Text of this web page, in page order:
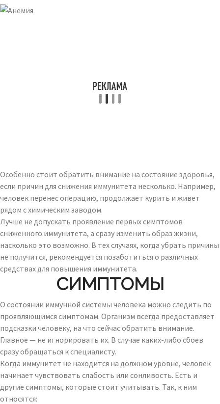
Особенно стоит обратить внимание на состояние здоровья,
если причин для снижения иммунитета несколько. Например,
человек перенес операцию, продолжает курить и живет
рядом с химическим заводом.
Лучше не допускать проявление первых симптомов
сниженного иммунитета, а сразу изменить образ жизни,
насколько это возможно. В тех случаях, когда убрать причины
не получится, рекомендуется позаботиться о различных
средствах для повышения иммунитета.
СИМПТОМЫ
О состоянии иммунной системы человека можно следить по
проявляющимся симптомам. Организм всегда предоставляет
подсказки человеку, на что сейчас обратить внимание.
Главное — не игнорировать их. В случае каких-либо сбоев
сразу обращаться к специалисту.
Когда иммунитет не находится на должном уровне, человек
начинает чувствовать слабость или сонливость. Есть и
другие симптомы, которые стоит учитывать. Так, к ним
относятся: